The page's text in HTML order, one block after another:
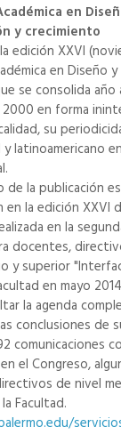
en
y crecimiento
edición XXVI
en Diseño y
se consolida año
en forma
su
latinoamericano
de la publicación
en la edición XXVI
en la
docentes,
y superior
en mayo
la agenda
conclusiones de
comunicaciones
el Congreso,
de nivel
Facultad.